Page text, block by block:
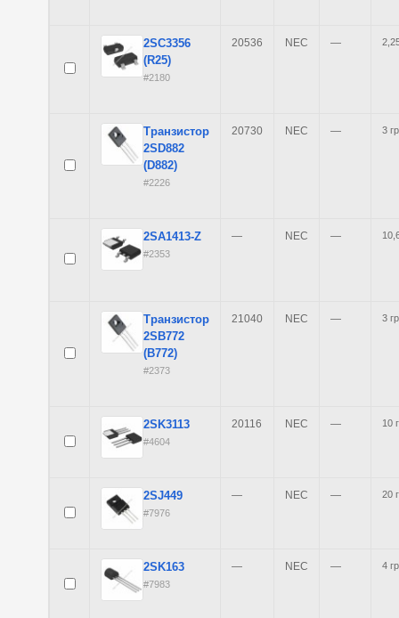
2SC3356
(R25)
#2180
20536 NEC —
Транзистор
2SD882
(D882)
#2226
20730 NEC — 3
2SA1413-Z
#2353
— NEC —
Транзистор
2SB772
(B772)
#2373
21040 NEC — 3
2SK3113
#4604
20116 NEC — 10
2SJ449
#7976
— NEC — 20
2SK163
#7983
— NEC — 4